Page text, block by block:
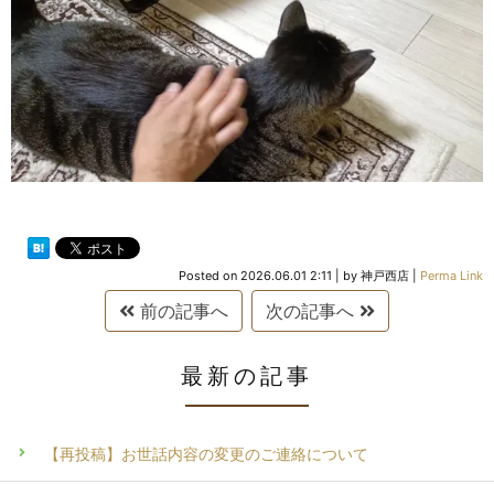
Posted on 2026.06.01 2:11 by 神戸西店 Perma Link
前の記事へ 次の記事へ
最新の記事
【再投稿】お世話内容の変更のご連絡について